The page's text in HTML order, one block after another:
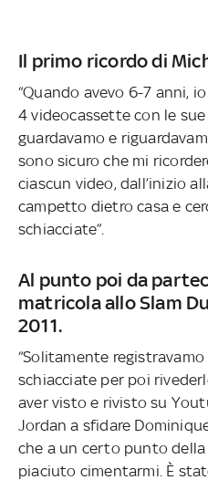
Il primo ricordo di
“Quando avevo 6-7 anni,
4 videocassette con le
guardavamo e
sono sicuro che mi
ciascun video, dall’inizio
campetto dietro casa e
schiacciate”.
Al punto poi da
matricola allo Slam
2011.
“Solitamente
schiacciate per poi
aver visto e rivisto su
Jordan a sfidare
che a un certo punto
piaciuto cimentarmi. È